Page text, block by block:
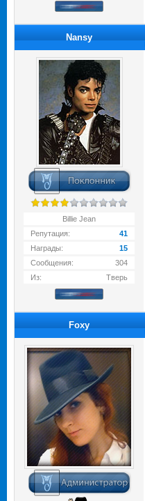
Nansy
Billie Jean
Репутация:
41
Награды:
15
Сообщения:
304
Из:
Тверь
Foxy